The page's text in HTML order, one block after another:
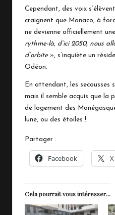
Cependant, des voix
craignent que Monaco, à
ne devienne officiellement
rythme-là, d’ici 2050, nous
d’orbite», s’inquiète un
Odéon.
En attendant, les secousses
mais il semble acquis que la
de logement des
lune, ou des étoiles !
Partager :
Facebook X
Cela pourrait vous intéresser...